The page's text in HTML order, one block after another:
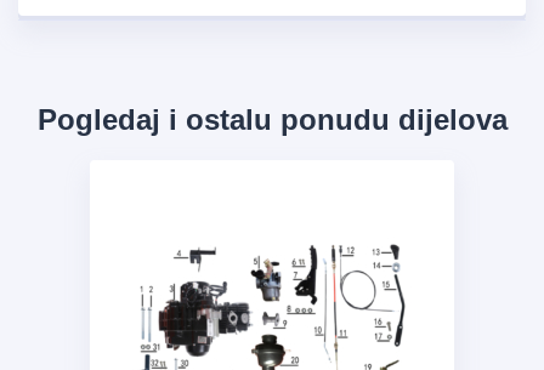
Pogledaj i ostalu ponudu dijelova